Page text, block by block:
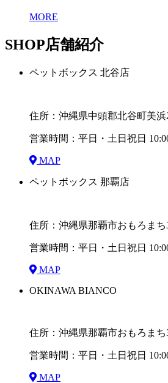
MORE
SHOP店舗紹介
ペットボックス 北谷店
住所：沖縄県中頭郡北谷町美浜
営業時間：平日・土日祝日
MAP
ペットボックス 那覇店
住所：沖縄県那覇市おもろまち
営業時間：平日・土日祝日
MAP
OKINAWA BIANCO
住所：沖縄県那覇市おもろまち
営業時間：平日・土日祝日
MAP